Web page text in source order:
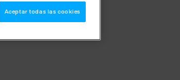
Aceptar todas las cookies